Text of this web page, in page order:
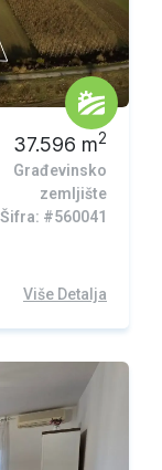
37.596 m2
Građevinsko
zemljište
Šifra: #560041
Više Detalja